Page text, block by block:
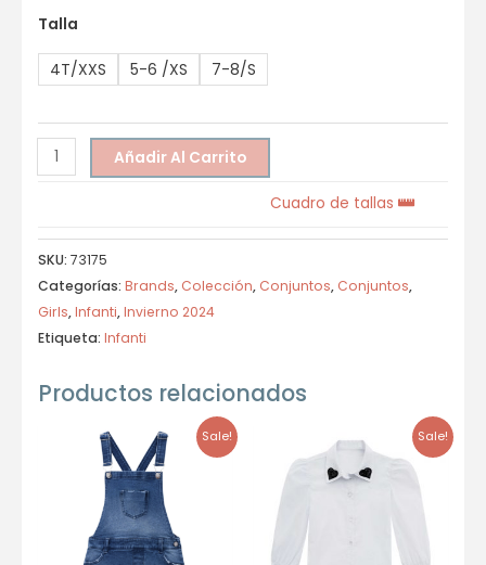
Talla
4T/XXS 5-6 /XS 7-8/S
Añadir Al Carrito
Cuadro de tallas
SKU: 73175
Categorías: Brands, Colección, Conjuntos, Conjuntos,
Girls,Infanti,Invierno 2024
Etiqueta: Infanti
Productos relacionados
Sale! Sale!